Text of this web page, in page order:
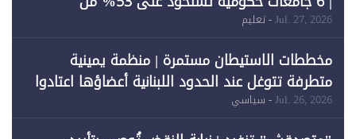
Jul. 27, 2026- تعليم
مخططات الاستيطان مستمرة | منظمة يمينية
متطرفة تتوغل عند الحدود اللبنانية أعضاؤها اعتادوا
خرق الحدود
Jul. 26, 2026- سياسي